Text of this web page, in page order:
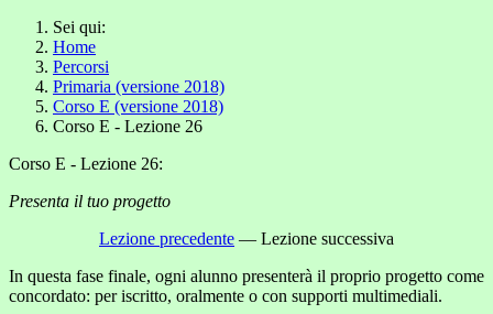
Sei qui:
Home
Percorsi
Primaria (versione 2018)
Corso E (versione 2018)
Corso E - Lezione 26
Corso E - Lezione 26:
Presenta il tuo progetto
Lezione precedente — Lezione successiva
In questa fase finale, ogni alunno presenterà il proprio progetto come
concordato: per iscritto, oralmente o con supporti multimediali.